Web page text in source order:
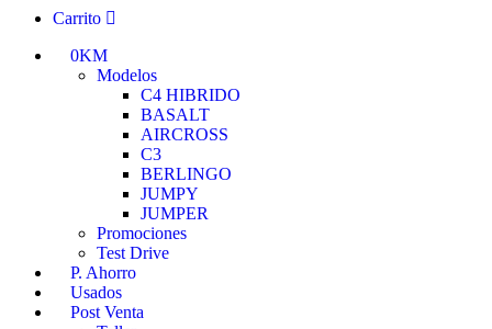
Carrito
0KM
Modelos
C4 HIBRIDO
BASALT
AIRCROSS
C3
BERLINGO
JUMPY
JUMPER
Promociones
Test Drive
P. Ahorro
Usados
Post Venta